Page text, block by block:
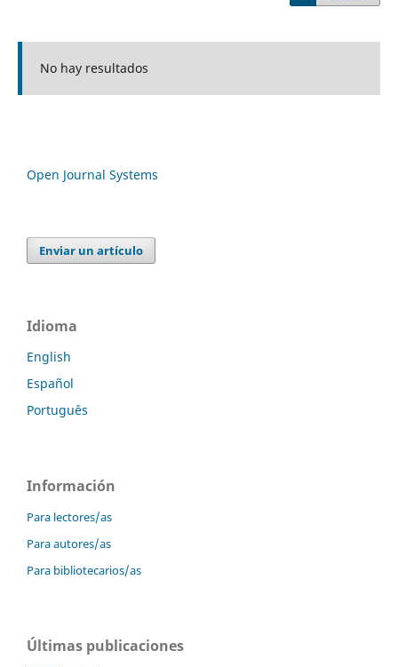
No hay resultados
Open Journal Systems
Enviar un artículo
Idioma
English
Español
Português
Información
Para lectores/as
Para autores/as
Para bibliotecarios/as
Últimas publicaciones